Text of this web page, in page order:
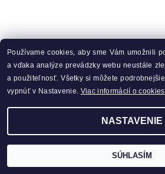
Používame cookies, aby sme Vám umožnili
a vďaka analýze prevádzky webu neustále
a použiteľnosť. Všetky si môžete
vypnúť v Nastavenie. Viac informácií o
NASTAVENIE
SÚHLASÍM